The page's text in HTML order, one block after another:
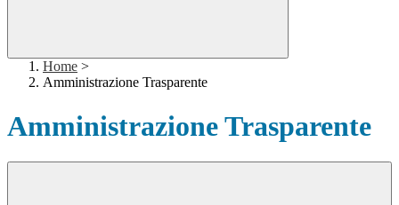
Home >
Amministrazione Trasparente
Amministrazione Trasparente